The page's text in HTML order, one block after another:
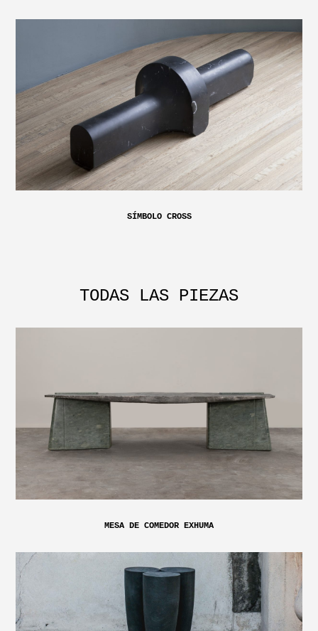
SÍMBOLO CROSS
TODAS LAS PIEZAS
MESA DE COMEDOR EXHUMA